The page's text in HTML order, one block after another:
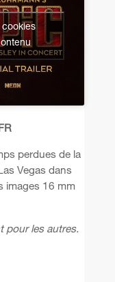
perdues de la
Vegas dans
images 16 mm
pour les autres.